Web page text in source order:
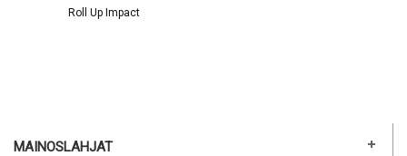
Roll Up Impact
MAINOSLAHJAT